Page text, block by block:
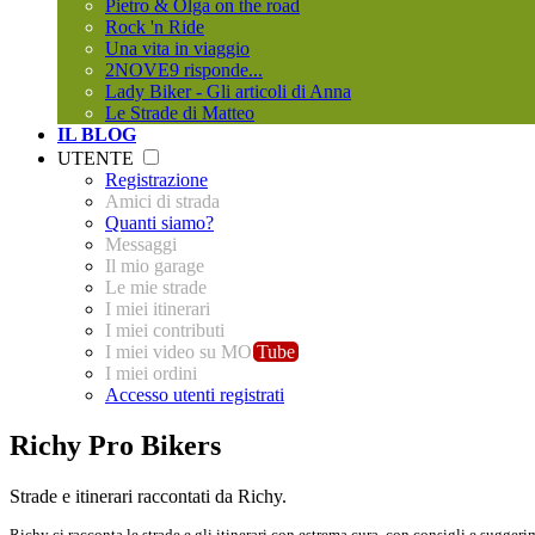
Pietro & Olga on the road
Rock 'n Ride
Una vita in viaggio
2NOVE9 risponde...
Lady Biker - Gli articoli di Anna
Le Strade di Matteo
IL BLOG
UTENTE
Registrazione
Amici di strada
Quanti siamo?
Messaggi
Il mio garage
Le mie strade
I miei itinerari
I miei contributi
I miei video su MO Tube
I miei ordini
Accesso utenti registrati
Richy Pro Bikers
Strade e itinerari raccontati da Richy.